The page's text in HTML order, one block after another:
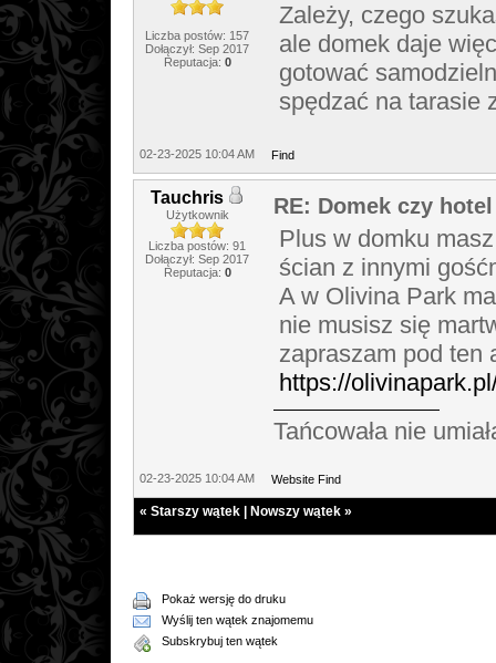
Liczba postów: 157
Dołączył: Sep 2017
Reputacja: 0
Zależy, czego
ale domek daje
gotować
spędzać na tarasie
02-23-2025 10:04 AM Find
Tauchris
Użytkownik
Liczba postów: 91
Dołączył: Sep 2017
Reputacja: 0
RE: Domek czy
Plus w domku
ścian z innymi
A w Olivina Park
nie musisz się
zapraszam pod ten
https://
Tańcowała nie
02-23-2025 10:04 AM Website Find
« Starszy wątek Nowszy wątek »
Pokaż wersję do druku
Wyślij ten wątek znajomemu
Subskrybuj ten wątek